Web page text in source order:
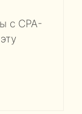
с CPA-